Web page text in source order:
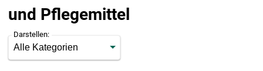
und Pflegemittel
Darstellen: